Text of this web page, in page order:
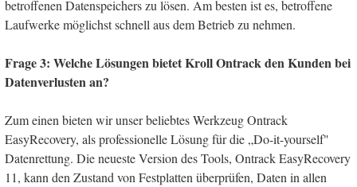
betroffenen Datenspeichers zu lösen. Am besten ist es, betroffene
Laufwerke möglichst schnell aus dem Betrieb zu nehmen.
Frage 3: Welche Lösungen bietet Kroll Ontrack den Kunden bei
Datenverlusten an?
Zum einen bieten wir unser beliebtes Werkzeug Ontrack
EasyRecovery, als professionelle Lösung für die „Do-it-yourself"
Datenrettung. Die neueste Version des Tools, Ontrack EasyRecovery
11, kann den Zustand von Festplatten überprüfen, Daten in allen